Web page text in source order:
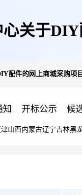
关于
配件的网上商城采购项
知 开标公示 候
津山西内蒙古辽宁吉林黑